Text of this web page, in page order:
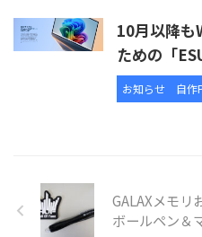
10月以降
ための「
お知らせ 自作
GALAXメモリ
ボールペン＆